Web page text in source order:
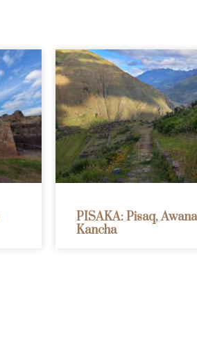
PISAKA: Pisaq, Awana
Kancha